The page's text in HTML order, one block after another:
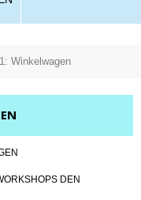
Winkelwagen
DEN